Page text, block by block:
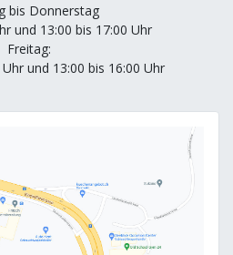
bis Donnerstag
und 13:00 bis 17:00 Uhr
Freitag:
und 13:00 bis 16:00 Uhr